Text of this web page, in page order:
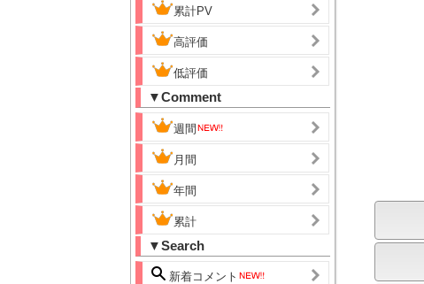
累計PV
高評価
低評価
▼Comment
週間
月間
年間
累計
▼Search
新着コメント